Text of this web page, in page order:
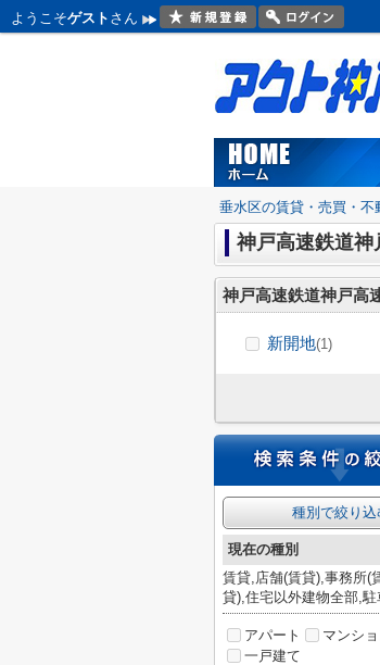
ようこそゲスト さん
垂水区の賃貸・売買・不
神戸高速鉄道神
神戸高速鉄道神戸高
新開地(1)
種別で絞り込
現在の種別
賃貸,店舗(賃貸),事務所(
貸),住宅以外建物全部,駐
アパート
マンシ
一戸建て